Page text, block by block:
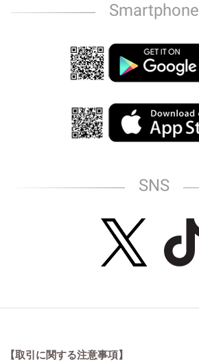
Smartphone
SNS
【取引に関する注意事項】